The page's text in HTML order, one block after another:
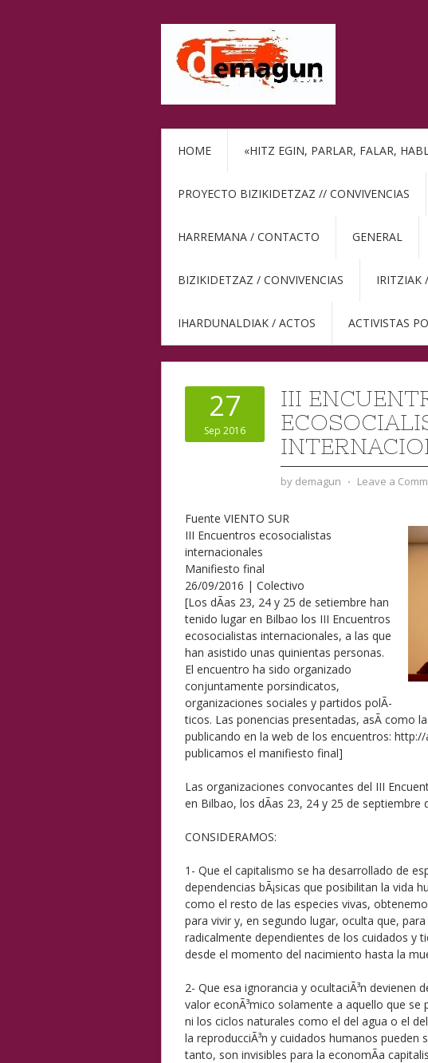
HOME «HITZ EGIN, PARLAR, FALAR,
PROYECTO BIZIKIDETZAZ // CONVIVENCIAS
HARREMANA / CONTACTO GENERAL
BIZIKIDETZAZ / CONVIVENCIAS IRITZIAK
IHARDUNALDIAK / ACTOS ACTIVISTAS
27
Sep 2016
III
by demagun ⋅ Leave a
Fuente VIENTO SUR
III Encuentros ecosocialistas
internacionales
Manifiesto final
26/09/2016 | Colectivo
[Los dÃ­as 23, 24 y 25 de setiembre han
tenido lugar en Bilbao los III Encuentros
ecosocialistas internacionales, a las que
han asistido unas quinientas personas.
El encuentro ha sido organizado
conjuntamente porsindicatos,
organizaciones sociales y partidos polÃ­
ticos. Las ponencias presentadas, asÃ­ como
publicando en la web de los encuentros:
publicamos el manifiesto final]
Las organizaciones convocantes del III
en Bilbao, los dÃ­as 23, 24 y 25 de septiembre
CONSIDERAMOS:
1- Que el capitalismo se ha desarrollado de
dependencias bÃ¡sicas que posibilitan la vida
como el resto de las especies vivas,
para vivir y, en segundo lugar, oculta que,
radicalmente dependientes de los cuidados y
desde el momento del nacimiento hasta la
2- Que esa ignorancia y ocultaciÃ³n devienen
valor econÃ³mico solamente a aquello que
ni los ciclos naturales como el del agua o el
la reproducciÃ³n y cuidados humanos
tanto, son invisibles para la economÃ­a